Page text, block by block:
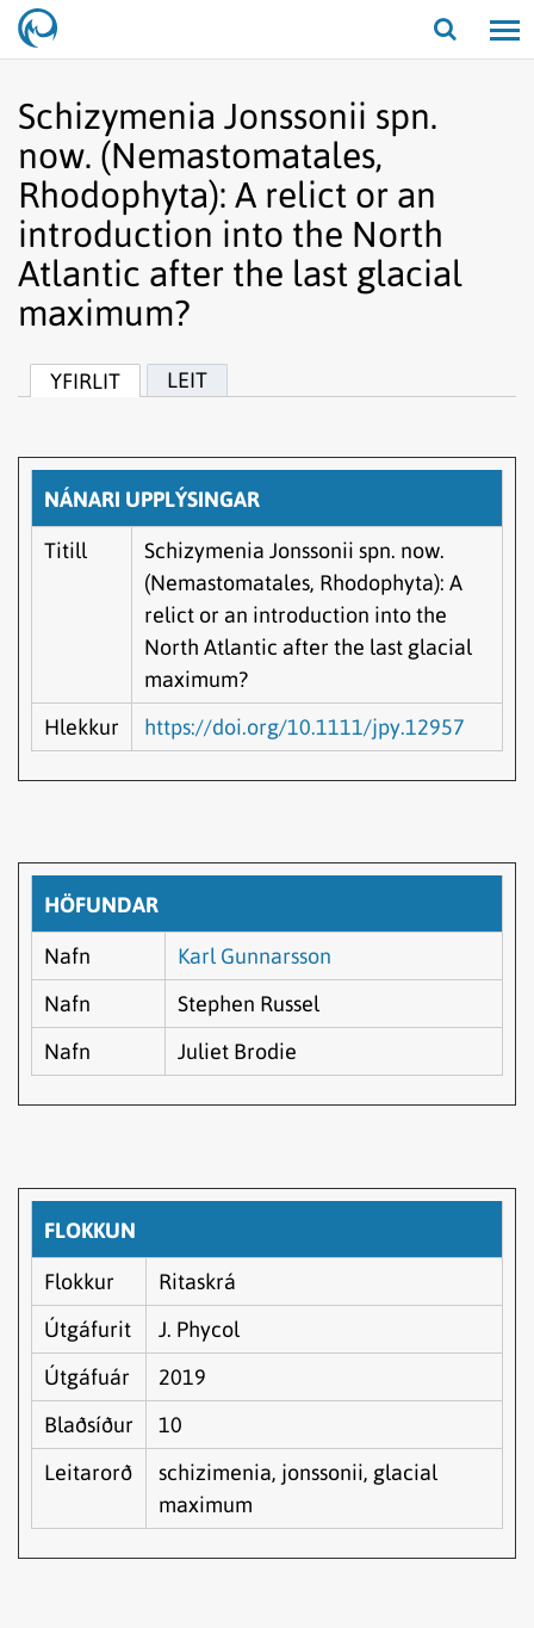
Opna/
Schizymenia Jonssonii spn.
now. (Nemastomatales,
Rhodophyta): A relict or an
introduction into the North
Atlantic after the last glacial
maximum?
YFIRLIT LEIT
NÁNARI UPPLÝSINGAR
Titill
Schizymenia Jonssonii spn. now.
(Nemastomatales, Rhodophyta): A
relict or an introduction into the
North Atlantic after the last glacial
maximum?
Hlekkur
https://doi.org/10.1111/jpy.12957
HÖFUNDAR
Nafn
Karl Gunnarsson
Nafn
Stephen Russel
Nafn
Juliet Brodie
FLOKKUN
Flokkur
Ritaskrá
Útgáfurit
J. Phycol
Útgáfuár
2019
Blaðsíður
10
Leitarorð
schizimenia, jonssonii, glacial
maximum